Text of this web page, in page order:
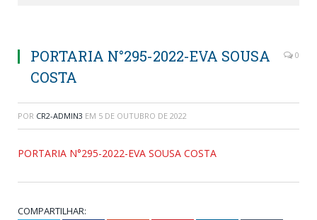
PORTARIA N°295-2022-EVA SOUSA
COSTA
0
POR CR2-ADMIN3 EM 5 DE OUTUBRO DE 2022
PORTARIA N°295-2022-EVA SOUSA COSTA
COMPARTILHAR: